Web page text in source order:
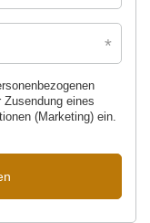
eines
(Marketing) ein.